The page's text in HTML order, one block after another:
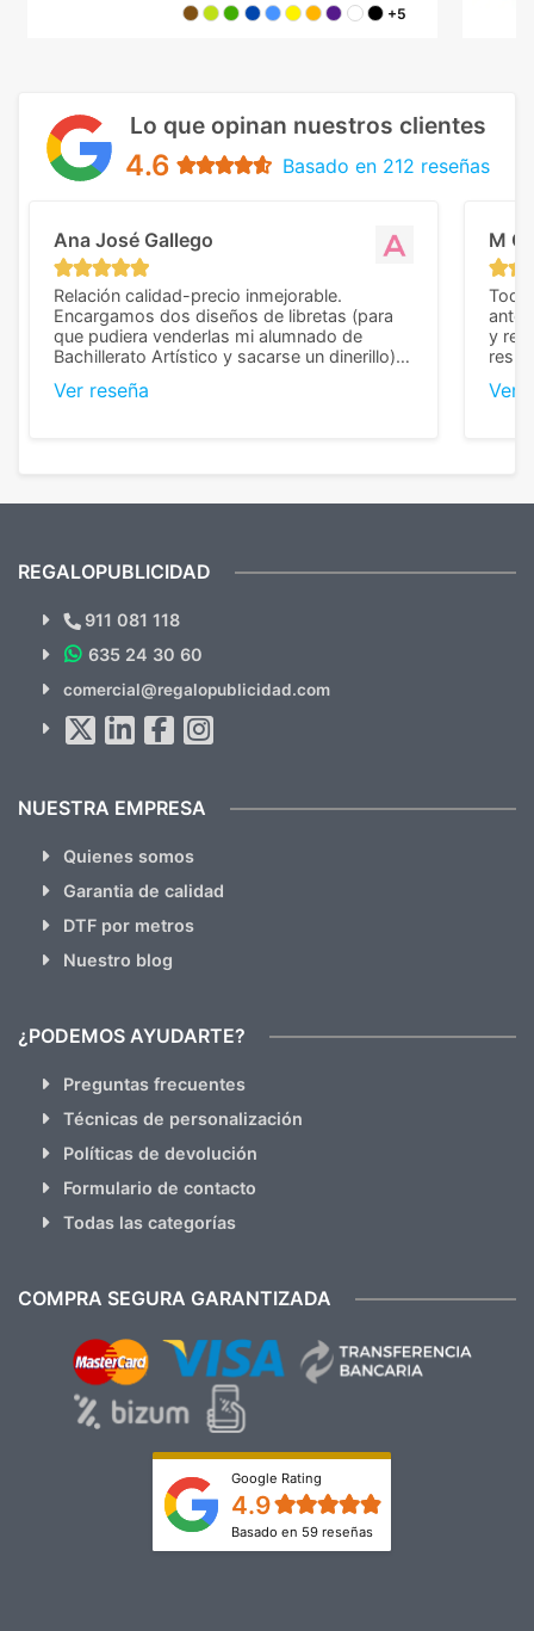
+5
Lo que opinan nuestros clientes
4.6 Basado en 212 reseñas
Ana José Gallego
Relación calidad-precio inmejorable.
Encargamos dos diseños de libretas (para
que pudiera venderlas mi alumnado de
Bachillerato Artístico y sacarse un dinerillo) y
diferencia, con libretas de muy buena calidad
Ver reseña
M C
Todo
y
Ver
¿Quieres ver nuestras últimas
Novedades y Ofertas?
hacemos Spam)
REGALOPUBLICIDAD
911 081 118
635 24 30 60
comercial@regalopublicidad.com
NUESTRA EMPRESA
Quienes somos
Garantia de calidad
DTF por metros
Nuestro blog
¿PODEMOS AYUDARTE?
Preguntas frecuentes
Técnicas de personalización
Políticas de devolución
Formulario de contacto
Todas las categorías
COMPRA SEGURA GARANTIZADA
Google Rating
4.9
Basado en 59 reseñas